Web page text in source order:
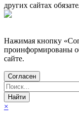
других сайтах
Нажимая кнопку
проинформированы
сайте.
Согласен
×